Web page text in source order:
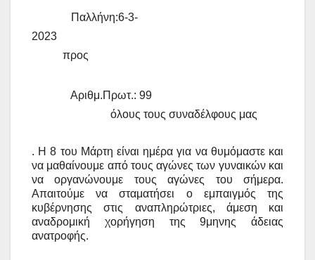
Παλλήνη:6-3-
2023
προς
Αριθμ.Πρωτ.: 99
όλους τους συναδέλφους μας
. Η 8 του Μάρτη είναι ημέρα για να θυμόμαστε και
να μαθαίνουμε από τους αγώνες των γυναικών και
να οργανώνουμε τους αγώνες του σήμερα.
Απαιτούμε να σταματήσει ο εμπαιγμός της
κυβέρνησης στις αναπληρώτριες, άμεση και
αναδρομική χορήγηση της9μηνης άδειας
ανατροφής.